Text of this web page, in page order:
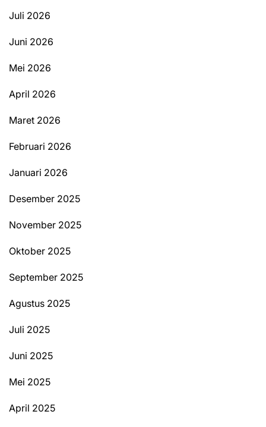
Juli 2026
Juni 2026
Mei 2026
April 2026
Maret 2026
Februari 2026
Januari 2026
Desember 2025
November 2025
Oktober 2025
September 2025
Agustus 2025
Juli 2025
Juni 2025
Mei 2025
April 2025